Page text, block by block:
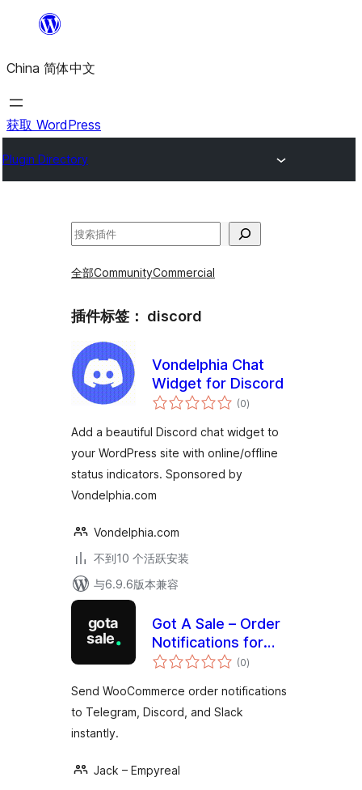
内
容
China 简体中文
获取 WordPress
Plugin Directory
搜
全部CommunityCommercial
插件标签： discord
Vondelphia Chat
Widget for Discord
(0总
评)
Add a beautiful Discord chat widget to
your WordPress site with online/offline
status indicators. Sponsored by
Vondelphia.com
Vondelphia.com
不到10 个活跃安装
与6.9.6版本兼容
Got A Sale – Order
Notifications for
WooCommerce
(0总
评)
Send WooCommerce order notifications
to Telegram, Discord, and Slack
instantly.
Jack – Empyreal